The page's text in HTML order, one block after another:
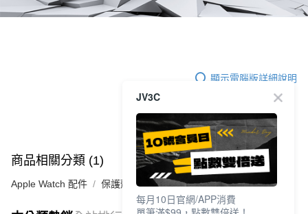
顯示電腦版詳細說明
商品相關分類 (1)
Apple Watch 配件 保護殼
JV3C
每月10日官網/APP消費